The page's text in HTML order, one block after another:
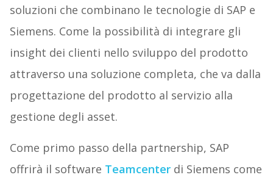
soluzioni che combinano le tecnologie di SAP e
Siemens. Come la possibilità di integrare gli
insight dei clienti nello sviluppo del prodotto
attraverso una soluzione completa, che va dalla
progettazione del prodotto al servizio alla
gestione degli asset.
Come primo passo della partnership, SAP
offrirà il software Teamcenterdi Siemens come